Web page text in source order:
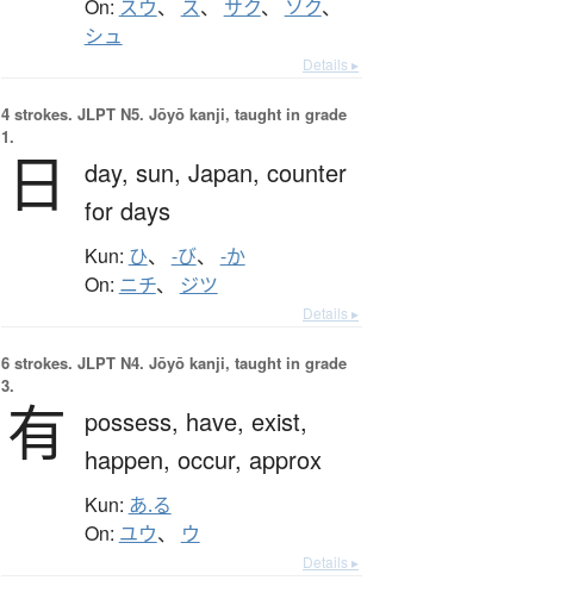
On: スウ、 ス、 サク、 ソク、
シュ
Details ▸
4 strokes. JLPT N5. Jōyō kanji, taught in grade
1.
日 day, sun, Japan, counter
for days
Kun: ひ、 -び、 -か
On: ニチ、 ジツ
Details ▸
6 strokes. JLPT N4. Jōyō kanji, taught in grade
3.
有 possess, have, exist,
happen, occur, approx
Kun: あ.る
On: ユウ、 ウ
Details ▸